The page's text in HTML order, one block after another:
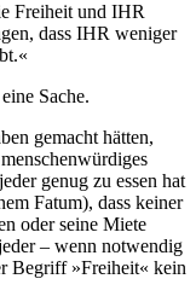
Freiheit und IHR
dass IHR weniger
Sache.
gemacht hätten,
genug zu essen hat
Fatum), dass keiner
oder seine Miete
– wenn notwendig
Begriff »Freiheit« kein